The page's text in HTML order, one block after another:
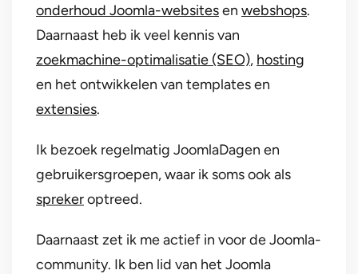
onderhoud Joomla-websitesen webshops.
Daarnaast heb ik veel kennis van
zoekmachine-optimalisatie (SEO), hosting
en het ontwikkelen van templates en
extensies.
Ik bezoek regelmatig JoomlaDagen en
gebruikersgroepen, waar ik soms ook als
sprekeroptreed.
Daarnaast zet ik me actief in voor de Joomla-
community. Ik ben lid van het Joomla